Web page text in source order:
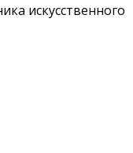
искусственного